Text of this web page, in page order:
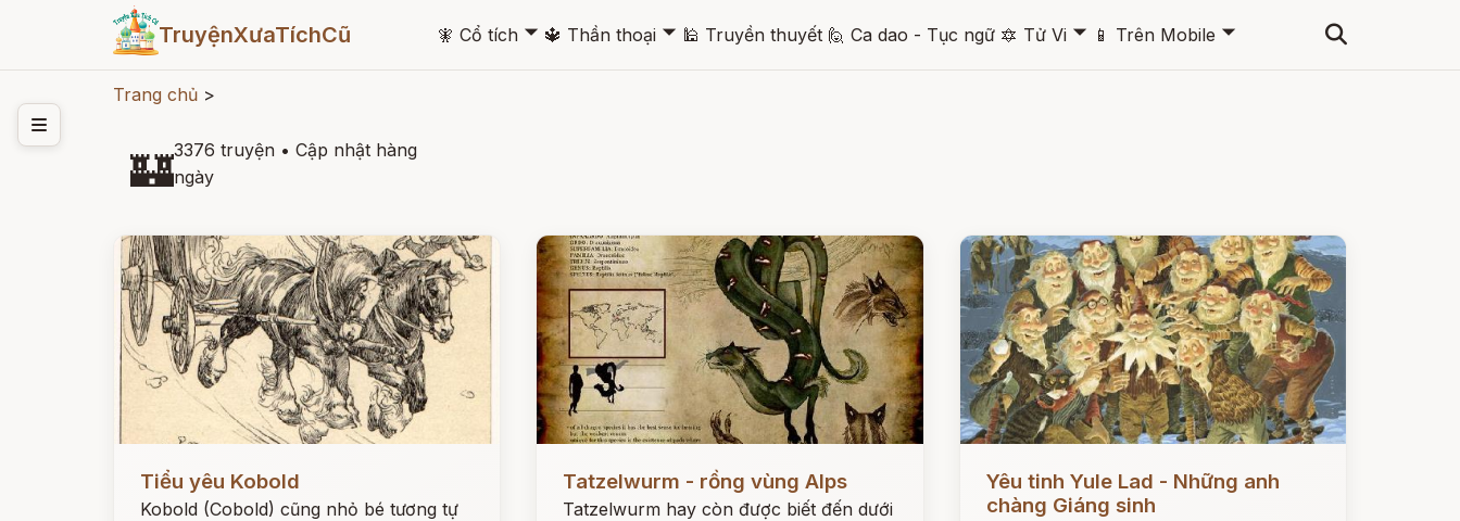
TruyệnXưaTíchCũ 🧚 Cổ tích 🞃 🔱 Thần thoại 🞃 🕌 Truyền thuyết 🙋 Ca dao - Tục ngữ 🔯 Tử Vi 🞃 📱 Trên Mobile 🞃
Trang chủ >
🏰3376 truyện • Cập nhật hàng
ngày
Đọc ngay
Tiểu yêu Kobold
Kobold (Cobold) cũng nhỏ bé tương tự
Tatzelwurm - rồng vùng Alps
Tatzelwurm hay còn được biết đến dưới
Yêu tinh Yule Lad - Những anh
chàng Giáng sinh